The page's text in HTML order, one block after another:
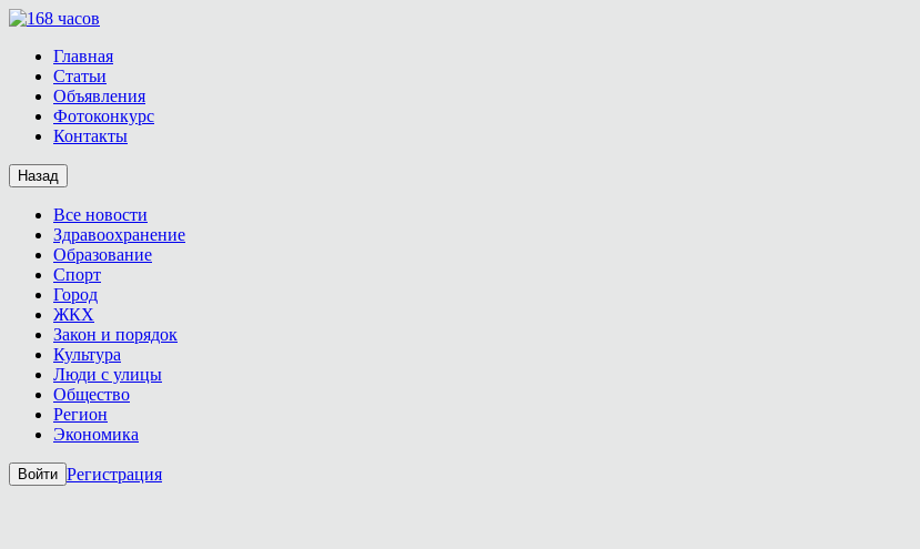
Главная
Статьи
Объявления
Фотоконкурс
Контакты
Назад
Все новости
Здравоохранение
Образование
Спорт
Город
ЖКХ
Закон и порядок
Культура
Люди с улицы
Общество
Регион
Экономика
Войти Регистрация